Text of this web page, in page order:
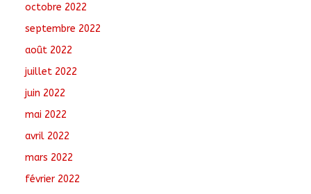
octobre 2022
septembre 2022
août 2022
juillet 2022
juin 2022
mai 2022
avril 2022
mars 2022
février 2022